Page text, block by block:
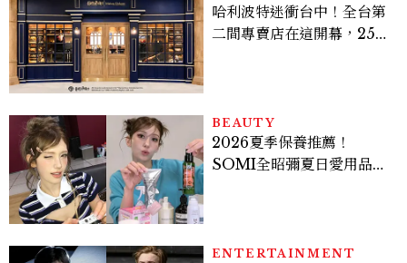
哈利波特迷衝台中！全台第
二間專賣店在這開幕，25週
BEAUTY
2026夏季保養推薦！
SOMI全昭彌夏日愛用品公
ENTERTAINMENT